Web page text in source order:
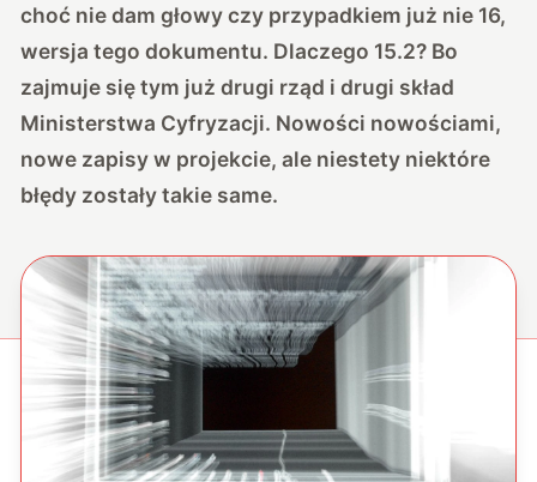
choć nie dam głowy czy przypadkiem już nie 16,
wersja tego dokumentu. Dlaczego 15.2? Bo
zajmuje się tym już drugi rząd i drugi skład
Ministerstwa Cyfryzacji. Nowości nowościami,
nowe zapisy w projekcie, ale niestety niektóre
błędy zostały takie same.